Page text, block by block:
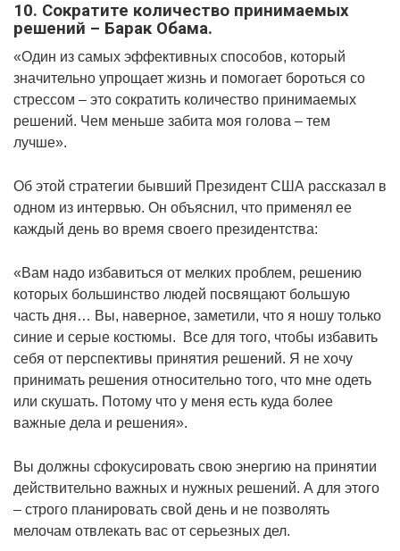
10. Сократите количество принимаемых
решений – Барак Обама.
«Один из самых эффективных способов, который
значительно упрощает жизнь и помогает бороться со
стрессом – это сократить количество принимаемых
решений. Чем меньше забита моя голова – тем
лучше».
Об этой стратегии бывший Президент США рассказал в
одном из интервью. Он объяснил, что применял ее
каждый день во время своего президентства:
«Вам надо избавиться от мелких проблем, решению
которых большинство людей посвящают большую
часть дня… Вы, наверное, заметили, что я ношу только
синие и серые костюмы. Все для того, чтобы избавить
себя от перспективы принятия решений. Я не хочу
принимать решения относительно того, что мне одеть
или скушать. Потому что у меня есть куда более
важные дела и решения».
Вы должны сфокусировать свою энергию на принятии
действительно важных и нужных решений. А для этого
– строго планировать свой день и не позволять
мелочам отвлекать вас от серьезных дел.